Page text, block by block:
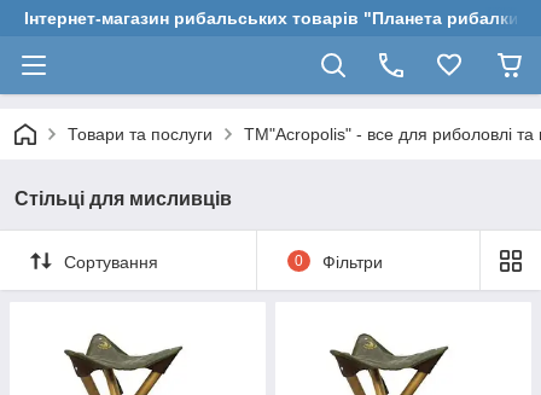
Інтернет-магазин рибальських товарів "Планета рибалки"
Товари та послуги ТМ"Acropolis" - все для риболовлі
Стільці для мисливців
Сортування 0 Фільтри